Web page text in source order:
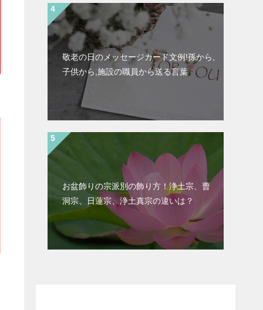
敬老の日のメッセージカード文例!孫から,
子供から,施設の職員から送る言葉
お盆飾りの宗派別の飾り方！浄土宗、曹
洞宗、日蓮宗、浄土真宗の違いは？